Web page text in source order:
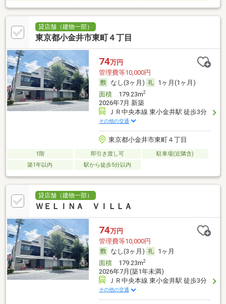
貸店舗（建物一部）
東京都小金井市東町４丁目
74万円
管理費等10,000円
なし(3ヶ月)
1ヶ月(1ヶ月)
面積179.23m2
2026年7月 新築
ＪＲ中央本線 東小金井駅 徒歩3分
その他の交通
東京都小金井市東町４丁目
1階 即引き渡し可
駐車場(近隣含)
築1年以内
駅から徒歩5分以内
貸店舗（建物一部）
ＷＥＬＩＮＡ ＶＩＬＬＡ
74万円
管理費等10,000円
なし(3ヶ月)
1ヶ月
面積179.23m2
2026年7月(築1年未満)
ＪＲ中央本線 東小金井駅 徒歩3分
その他の交通